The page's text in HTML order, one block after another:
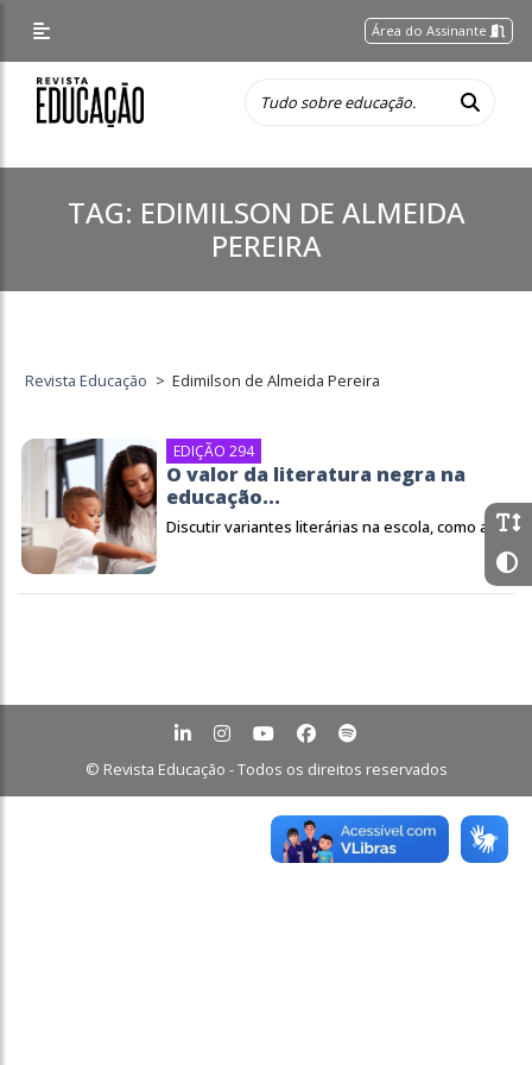
Área do Assinante
TAG: EDIMILSON DE ALMEIDA
PEREIRA
Revista Educação > Edimilson de Almeida Pereira
EDIÇÃO 294
O valor da literatura negra na
educação...
Discutir variantes literárias na escola, como a...
© Revista Educação - Todos os direitos reservados